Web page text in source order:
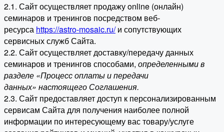
2.1. Сайт осуществляет продажу online (онлайн)
семинаров и тренингов посредством веб-
ресурса https://astro-mosaic.ru/и сопутствующих
сервисных служб Сайта.
2.2. Сайт осуществляет доставку/передачу данных
семинаров и тренингов способами, определенными в
разделе «Процесс оплаты и передачи
данных» настоящего Соглашения.
2.3. Сайт предоставляет доступ к персонализированным
сервисам Сайта для получения наиболее полной
информации по интересующему вас товару/услуге